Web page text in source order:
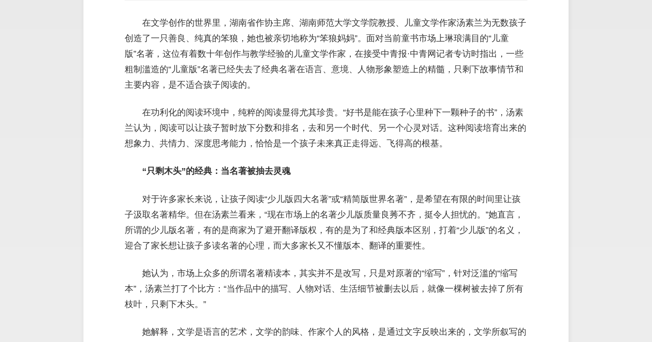
在文学创作的世界里，湖南省作协主席、湖南师范大学文学院教授、儿童文学作家汤素兰为无数孩子
创造了一只善良、纯真的笨狼，她也被亲切地称为“笨狼妈妈”。面对当前童书市场上琳琅满目的“儿童
版”名著，这位有着数十年创作与教学经验的儿童文学作家，在接受中青报·中青网记者专访时指出，一些
粗制滥造的“儿童版”名著已经失去了经典名著在语言、意境、人物形象塑造上的精髓，只剩下故事情节和
主要内容，是不适合孩子阅读的。
在功利化的阅读环境中，纯粹的阅读显得尤其珍贵。“好书是能在孩子心里种下一颗种子的书”，汤素
兰认为，阅读可以让孩子暂时放下分数和排名，去和另一个时代、另一个心灵对话。这种阅读培育出来的
想象力、共情力、深度思考能力，恰恰是一个孩子未来真正走得远、飞得高的根基。
“只剩木头”的经典：当名著被抽去灵魂
对于许多家长来说，让孩子阅读“少儿版四大名著”或“精简版世界名著”，是希望在有限的时间里让孩
子汲取名著精华。但在汤素兰看来，“现在市场上的名著少儿版质量良莠不齐，挺令人担忧的。”她直言，
所谓的少儿版名著，有的是商家为了避开翻译版权，有的是为了和经典版本区别，打着“少儿版”的名义，
迎合了家长想让孩子多读名著的心理，而大多家长又不懂版本、翻译的重要性。
她认为，市场上众多的所谓名著精读本，其实并不是改写，只是对原著的“缩写”，针对泛滥的“缩写
本”，汤素兰打了个比方：“当作品中的描写、人物对话、生活细节被删去以后，就像一棵树被去掉了所有
枝叶，只剩下木头。”
她解释，文学是语言的艺术，文学的韵味、作家个人的风格，是通过文字反映出来的，文学所叙写的